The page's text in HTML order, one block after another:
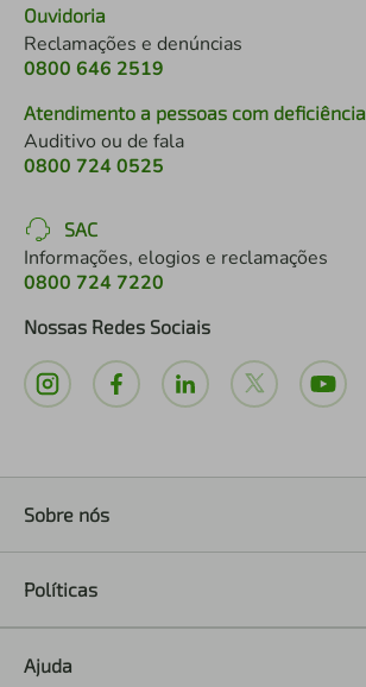
Ouvidoria
Reclamações e denúncias
0800 646 2519
Atendimento a pessoas com deficiência
Auditivo ou de fala
0800 724 0525
SAC
Informações, elogios e reclamações
0800 724 7220
Nossas Redes Sociais
Sobre nós
Políticas
Ajuda